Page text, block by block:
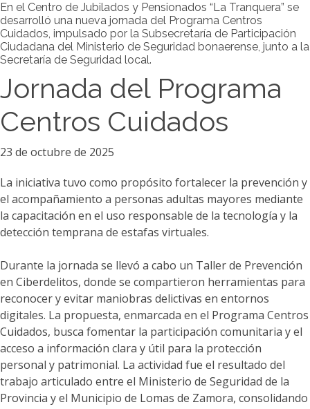
En el Centro de Jubilados y Pensionados “La Tranquera” se
desarrolló una nueva jornada del Programa Centros
Cuidados, impulsado por la Subsecretaría de Participación
Ciudadana del Ministerio de Seguridad bonaerense, junto a la
Secretaría de Seguridad local.
Jornada del Programa
Centros Cuidados
23 de octubre de 2025
La iniciativa tuvo como propósito fortalecer la prevención y
el acompañamiento a personas adultas mayores mediante
la capacitación en el uso responsable de la tecnología y la
detección temprana de estafas virtuales.
Durante la jornada se llevó a cabo un Taller de Prevención
en Ciberdelitos, donde se compartieron herramientas para
reconocer y evitar maniobras delictivas en entornos
digitales. La propuesta, enmarcada en el Programa Centros
Cuidados, busca fomentar la participación comunitaria y el
acceso a información clara y útil para la protección
personal y patrimonial. La actividad fue el resultado del
trabajo articulado entre el Ministerio de Seguridad de la
Provincia y el Municipio de Lomas de Zamora, consolidando